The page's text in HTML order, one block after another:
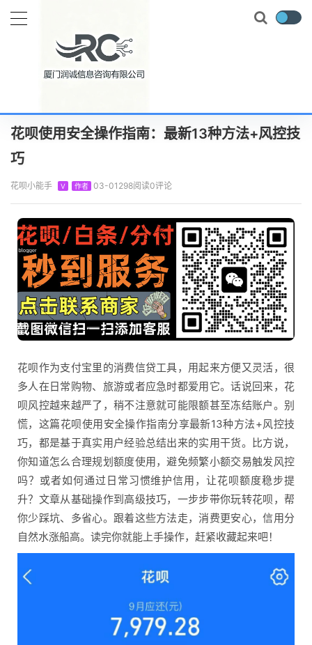
当前位置： 首页 知识百科
花呗使用安全操作指南：最新13种方法+风控技
巧
花呗小能手 V 作者 03-01 298阅读0评论
花呗作为支付宝里的消费信贷工具，用起来方便又灵活，很
多人在日常购物、旅游或者应急时都爱用它。话说回来，花
呗风控越来越严了，稍不注意就可能限额甚至冻结账户。别
慌，这篇花呗使用安全操作指南分享最新13种方法+风控技
巧，都是基于真实用户经验总结出来的实用干货。比方说，
你知道怎么合理规划额度使用，避免频繁小额交易触发风控
吗？或者如何通过日常习惯维护信用，让花呗额度稳步提
升？文章从基础操作到高级技巧，一步步带你玩转花呗，帮
你少踩坑、多省心。跟着这些方法走，消费更安心，信用分
自然水涨船高。读完你就能上手操作，赶紧收藏起来吧！